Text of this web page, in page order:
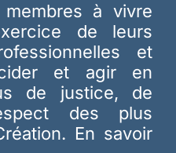
à vivre
de leurs
et
et agir en
de justice, de
des plus
En savoir